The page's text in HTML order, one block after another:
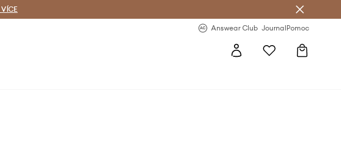
VÍCE
Answear Club JournalPomoc